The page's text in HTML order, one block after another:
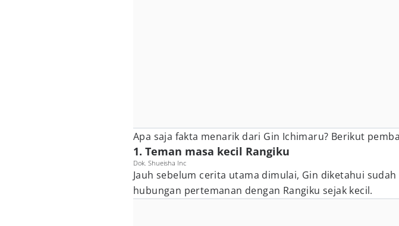
Apa saja fakta menarik dari Gin Ichimaru? Berikut
1. Teman masa kecil Rangiku
Dok. Shueisha Inc
Jauh sebelum cerita utama dimulai, Gin diketahui
hubungan pertemanan dengan Rangiku sejak kecil.